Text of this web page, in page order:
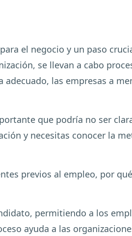
el negocio y un paso
se llevan a cabo
las empresas a
que podría no ser
y necesitas conocer la
previos al empleo, por
permitiendo a los
ayuda a las